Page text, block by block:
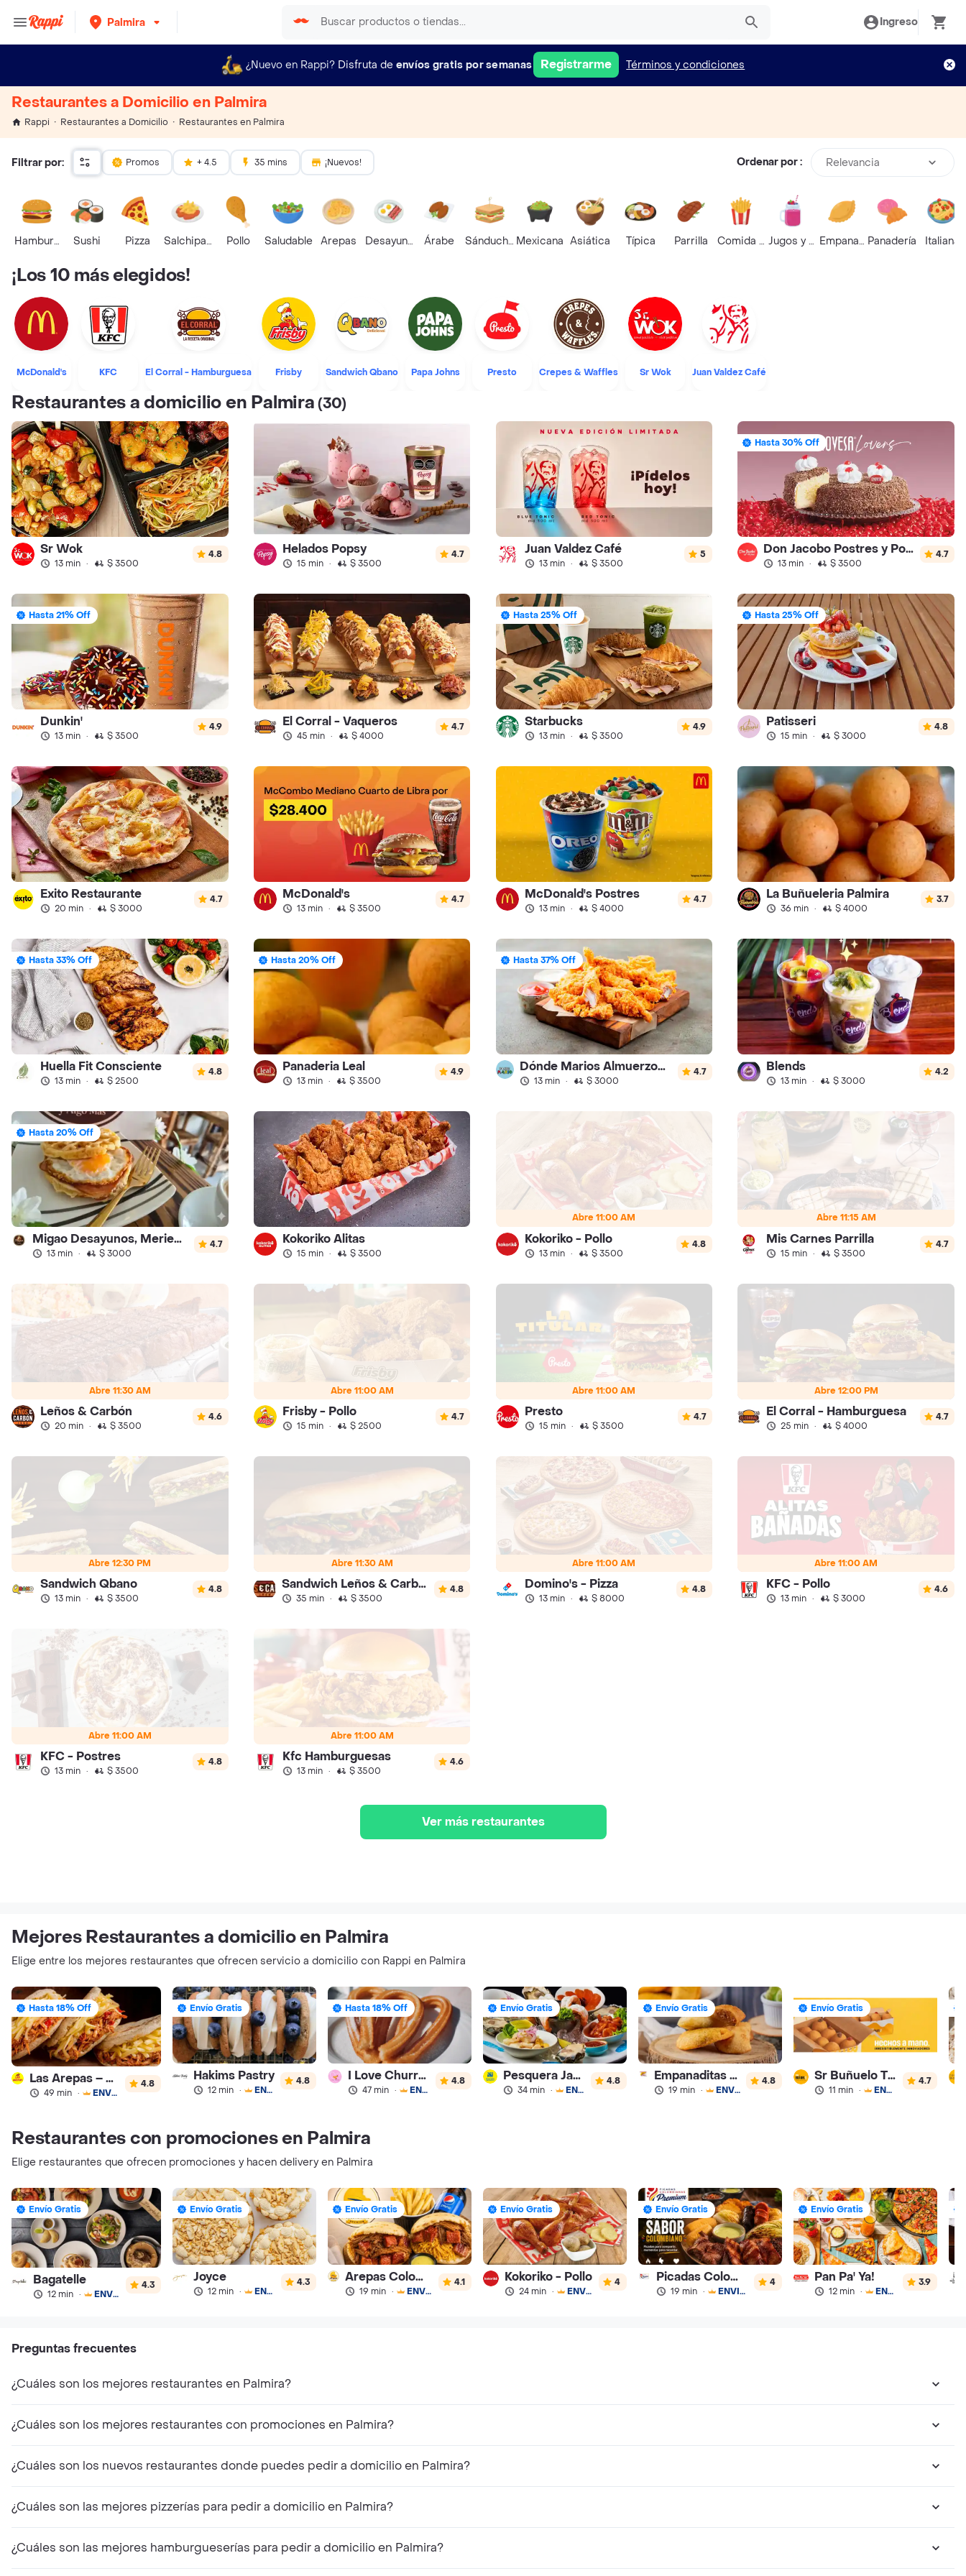
Palmira Ingreso
¿Nuevo en Rappi? Disfruta de envíos gratis por semanas Registrarme Términos y condiciones
Restaurantes a Domicilio en Palmira
Rappi Restaurantes a Domicilio Restaurantes en Palmira
Filtrar por: Promos + 4.5 35 mins ¡Nuevos! Ordenar por : Relevancia
HamburguesaSushi Pizza Salchipapas Pollo Saludable Arepas Desayunos Árabe SánduchesMexicana Asiática Típica Parrilla Comida RápidaJugos y BatidosEmpanadasPanadería Italiana
¡Los 10 más elegidos!
McDonald's KFC El Corral - Hamburguesa Frisby Sandwich Qbano Papa Johns Presto Crepes & Waffles Sr Wok Juan Valdez Café
Restaurantes a domicilio en Palmira(30)
Sr Wok
13 min · $ 3500
4.8 Helados Popsy
15 min · $ 3500
4.7 Juan Valdez Café
13 min · $ 3500
5
Hasta 30% Off
Don Jacobo Postres y Ponques
13 min · $ 3500
4.7
Hasta 21% Off
Dunkin'
13 min · $ 3500
4.9 El Corral - Vaqueros
45 min · $ 4000
4.7
Hasta 25% Off
Starbucks
13 min · $ 3500
4.9
Hasta 25% Off
Patisseri
15 min · $ 3000
4.8
Exito Restaurante
20 min · $ 3000
4.7 McDonald's
13 min · $ 3500
4.7 McDonald's Postres
13 min · $ 4000
4.7 La Buñueleria Palmira
36 min · $ 4000
3.7
Hasta 33% Off
Huella Fit Consciente
13 min · $ 2500
4.8
Hasta 20% Off
Panaderia Leal
13 min · $ 3500
4.9
Hasta 37% Off
Dónde Marios Almuerzos Palmira
13 min · $ 3000
4.7 Blends
13 min · $ 3000
4.2
Hasta 20% Off
Migao Desayunos, Meriendas y Algo más
13 min · $ 3000
4.7 Kokoriko Alitas
15 min · $ 3500
Abre 11:00 AM
Kokoriko - Pollo
13 min · $ 3500
4.8
Abre 11:15 AM
Mis Carnes Parrilla
15 min · $ 3500
4.7
Abre 11:30 AM
Leños & Carbón
20 min · $ 3500
4.6
Abre 11:00 AM
Frisby - Pollo
15 min · $ 2500
4.7
Abre 11:00 AM
Presto
15 min · $ 3500
4.7
Abre 12:00 PM
El Corral - Hamburguesa
25 min · $ 4000
4.7
Abre 12:30 PM
Sandwich Qbano
13 min · $ 3500
4.8
Abre 11:30 AM
Sandwich Leños & Carbon
35 min · $ 3500
4.8
Abre 11:00 AM
Domino's - Pizza
13 min · $ 8000
4.8
Abre 11:00 AM
KFC - Pollo
13 min · $ 3000
4.6
Abre 11:00 AM
KFC - Postres
13 min · $ 3500
4.8
Abre 11:00 AM
Kfc Hamburguesas
13 min · $ 3500
4.6
Ver más restaurantes
Mejores Restaurantes a domicilio en Palmira
Elige entre los mejores restaurantes que ofrecen servicio a domicilio con Rappi en Palmira
Hasta 18% Off
Las Arepas – Arepas Rellenas
49 min · ENVÍO GRATIS
4.8
Envío Gratis
Hakims Pastry
12 min · ENVÍO GRATIS
4.8
Hasta 18% Off
I Love Churros 95
47 min · ENVÍO GRATIS
4.8
Envío Gratis
Pesquera Jaramillo
34 min · ENVÍO GRATIS
4.8
Envío Gratis
Empanaditas de Pipian - Empanadas
19 min · ENVÍO GRATIS
4.8
Envío Gratis
Sr Buñuelo Turbo
11 min · ENVÍO GRATIS
4.7
Restaurantes con promociones en Palmira
Elige restaurantes que ofrecen promociones y hacen delivery en Palmira
Envío Gratis
Bagatelle
12 min · ENVÍO GRATIS
4.3
Envío Gratis
Joyce
12 min · ENVÍO GRATIS
4.3
Envío Gratis
Arepas Colombianas Premium
19 min · ENVÍO GRATIS
4.1
Envío Gratis
Kokoriko - Pollo
24 min · ENVÍO GRATIS
4
Envío Gratis
Picadas Colombianas Premium
19 min · ENVÍO GRATIS
4
Envío Gratis
Pan Pa' Ya!
12 min · ENVÍO GRATIS
3.9
Preguntas frecuentes
¿Cuáles son los mejores restaurantes en Palmira?
¿Cuáles son los mejores restaurantes con promociones en Palmira?
¿Cuáles son los nuevos restaurantes donde puedes pedir a domicilio en Palmira?
¿Cuáles son las mejores pizzerías para pedir a domicilio en Palmira?
¿Cuáles son las mejores hamburgueserías para pedir a domicilio en Palmira?